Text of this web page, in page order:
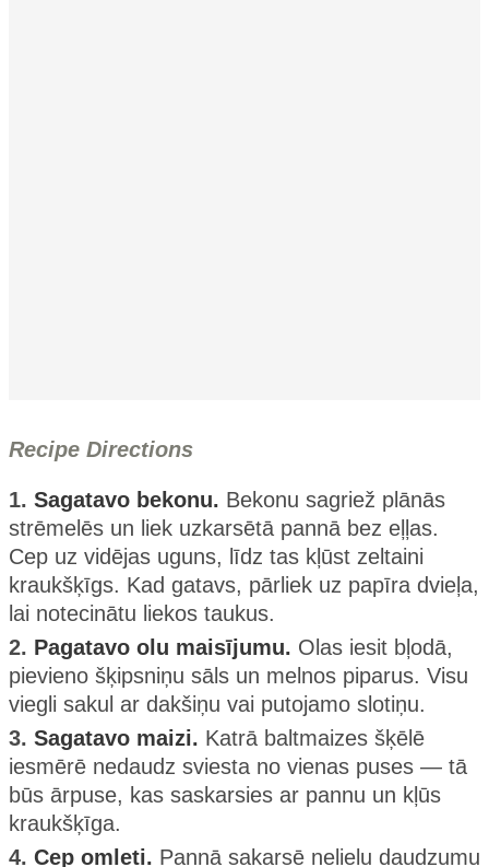
Recipe Directions
1. Sagatavo bekonu. Bekonu sagriež plānās
strēmelēs un liek uzkarsētā pannā bez eļļas.
Cep uz vidējas uguns, līdz tas kļūst zeltaini
kraukšķīgs. Kad gatavs, pārliek uz papīra dvieļa,
lai notecinātu liekos taukus.
2. Pagatavo olu maisījumu. Olas iesit bļodā,
pievieno šķipsniņu sāls un melnos piparus. Visu
viegli sakul ar dakšiņu vai putojamo slotiņu.
3. Sagatavo maizi. Katrā baltmaizes šķēlē
iesmērē nedaudz sviesta no vienas puses — tā
būs ārpuse, kas saskarsies ar pannu un kļūs
kraukšķīga.
4. Cep omleti. Pannā sakarsē nelielu daudzumu